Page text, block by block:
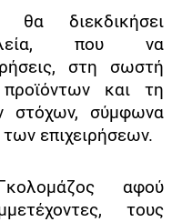
διεκδικήσει
που να
στη σωστή
και τη
στόχων, σύμφωνα
επιχειρήσεων.
αφού
τους